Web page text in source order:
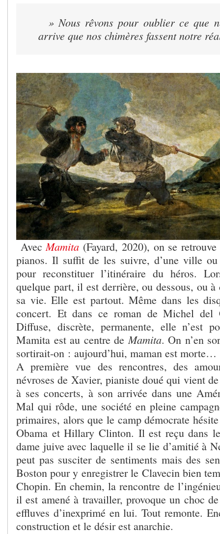
» Nous rêvons pour oublier ce que
arrive que nos chimères fassent notre
AvecMamita (Fayard, 2020), on se
pianos. Il suffit de les suivre, d’une ville ou
pour reconstituer l’itinéraire du héros.
quelque part, il est derrière, ou dessous, ou
sa vie. Elle est partout. Même dans les
concert. Et dans ce roman de Michel del
Diffuse, discrète, permanente, elle n’est
Mamita est au centre deMamita. On n’en
sortirait-on : aujourd’hui, maman est
A première vue des rencontres, des
névroses de Xavier, pianiste doué qui vient
à ses concerts, à son arrivée dans une
Mal qui rôde, une société en pleine
primaires, alors que le camp démocrate
Obama et Hillary Clinton. Il est reçu dans
dame juive avec laquelle il se lie d’amitié à
peut pas susciter de sentiments mais des
Boston pour y enregistrer le Clavecin bien
Chopin. En chemin, la rencontre de
il est amené à travailler, provoque un choc
effluves d’inexprimé en lui. Tout remonte.
construction et le désir est anarchie.